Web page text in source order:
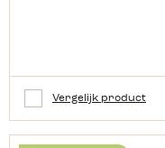
Vergelijk product